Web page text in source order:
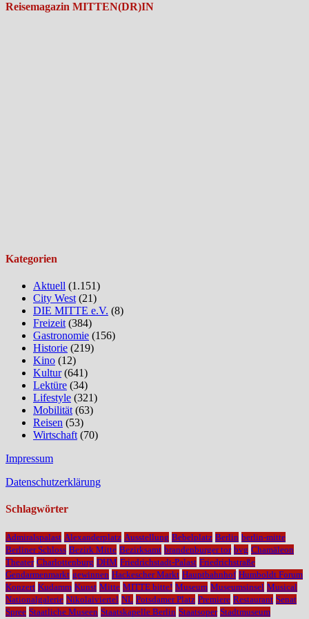
Reisemagazin MITTEN(DR)IN
Kategorien
Aktuell (1.151)
City West (21)
DIE MITTE e.V. (8)
Freizeit (384)
Gastronomie (156)
Historie (219)
Kino (12)
Kultur(641)
Lektüre (34)
Lifestyle (321)
Mobilität (63)
Reisen (53)
Wirtschaft (70)
Impressum
Datenschutzerklärung
Schlagwörter
Admiralspalast Alexanderplatz Ausstellung Bebelplatz Berlin berlin-mitte
Berliner Schloss Bezirk Mitte Bezirksamt brandenburger tor bvg Chamäleon
Theater Charlottenburg DHM Friedrichstadt-Palast Friedrichstraße
Gendarmenmarkt gewinnen Hackescher Markt Hauptbahnhof Humboldt Forum
Konzert Kudamm Kunst Mitte MITTE bitte! Museum Museumsinsel Musical
Nationalgalerie Nikolaiviertel NL Potsdamer Platz Premiere Restaurant Senat
Spree Staatliche Museen Staatskapelle Berlin Staatsoper Stadtmuseum